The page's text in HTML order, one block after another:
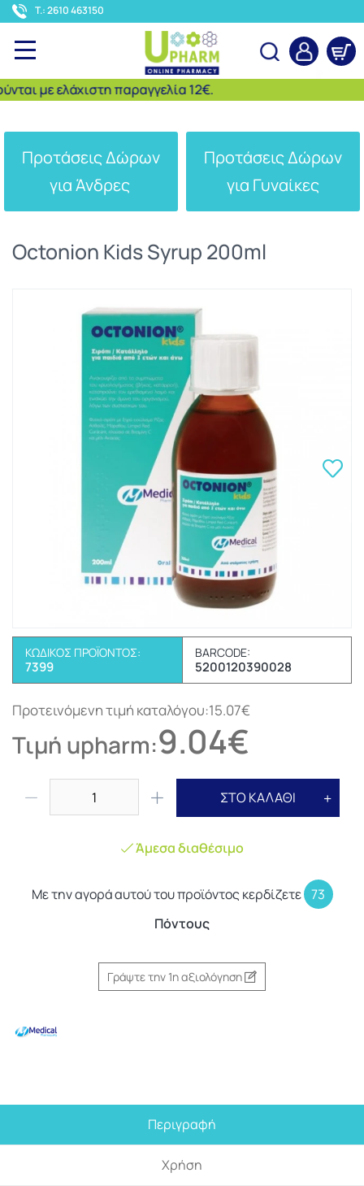
T.: 2610 463150
με ελάχιστη παραγγελία 12€.
Αναζήτηση
Προτάσεις Δώρων
για Άνδρες
Προτάσεις Δώρων
για Γυναίκες
Octonion Kids Syrup 200ml
ΚΩΔΙΚΌΣ ΠΡΟΪΌΝΤΟΣ:
7399
BARCODE:
5200120390028
Προτεινόμενη τιμή καταλόγου:15.07€
Τιμή upharm:9.04€
ΣΤΟ ΚΑΛΑΘΙ
Άμεσα διαθέσιμο
Με την αγορά αυτού του προϊόντος κερδίζετε 73
Πόντους
Γράψτε την 1η αξιολόγηση
Περιγραφή
Χρήση